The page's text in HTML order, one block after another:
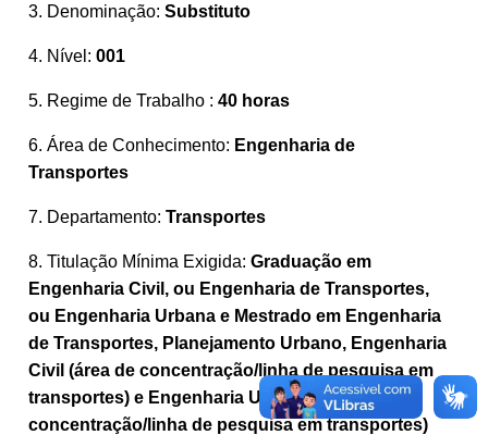
3. Denominação: Substituto
4. Nível: 001
5. Regime de Trabalho : 40 horas
6. Área de Conhecimento: Engenharia de
Transportes
7. Departamento: Transportes
8. Titulação Mínima Exigida: Graduação em
Engenharia Civil, ou Engenharia de Transportes,
ou Engenharia Urbana e Mestrado em Engenharia
de Transportes, Planejamento Urbano, Engenharia
Civil (área de concentração/linha de pesquisa em
transportes) e Engenharia Urbana (área de
concentração/linha de pesquisa em transportes)